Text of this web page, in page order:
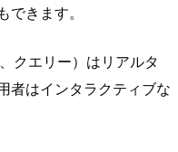
きます。
クエリー）はリアルタ
者はインタラクティブな